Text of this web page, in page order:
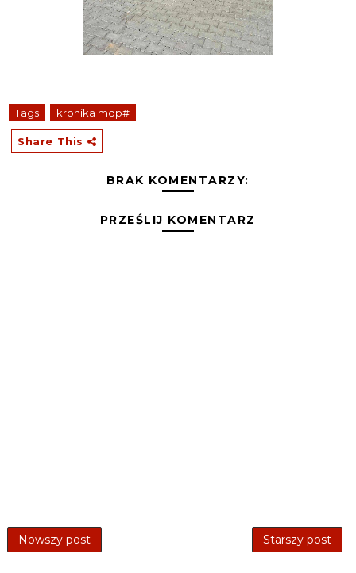
Tags kronika mdp#
Share This
BRAK KOMENTARZY:
PRZEŚLIJ KOMENTARZ
Nowszy post Starszy post